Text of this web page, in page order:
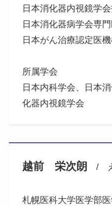
日本消化器内視鏡学
日本消化器病学会専
日本がん治療認定医
所属学会
日本内科学会、日本
化器内視鏡学会
越前 栄次朗 /
札幌医科大学医学部